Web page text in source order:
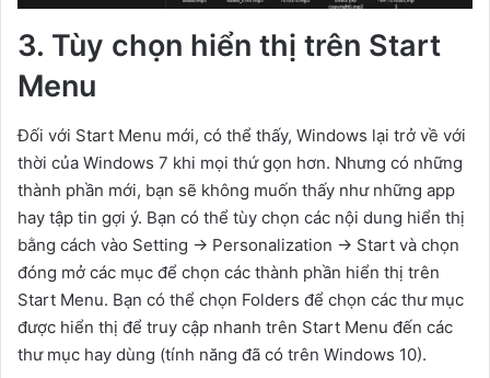
3. Tùy chọn hiển thị trên Start
Menu
Đối với Start Menu mới, có thể thấy, Windows lại trở về với
thời của Windows 7 khi mọi thứ gọn hơn. Nhưng có những
thành phần mới, bạn sẽ không muốn thấy như những app
hay tập tin gợi ý. Bạn có thể tùy chọn các nội dung hiển thị
bằng cách vào Setting -> Personalization -> Start và chọn
đóng mở các mục để chọn các thành phần hiển thị trên
Start Menu. Bạn có thể chọn Folders để chọn các thư mục
được hiển thị để truy cập nhanh trên Start Menu đến các
thư mục hay dùng (tính năng đã có trên Windows 10).